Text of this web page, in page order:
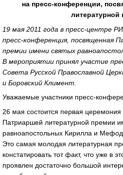
на пресс-конференции,
литературной
19 мая 2011 года в пресс-центре
пресс-конференция, посвященная
премии имени святых
В мероприятии принял участие
Совета Русской Православной
и Боровский Климент.
Уважаемые участники пресс-
26 мая состоится первая церемония
Патриаршей литературной премии
равноапостольных Кирилла и
Это самая молодая литературная
констатировать тот факт, что уже в
проявлен достаточно большой